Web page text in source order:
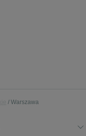
Warszawa